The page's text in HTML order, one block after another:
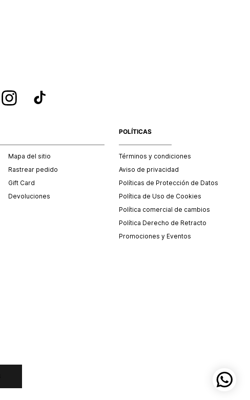
Mapa del sitio
Rastrear pedido
Gift Card
Devoluciones
POLÍTICAS
Términos y condiciones
Aviso de privacidad
Políticas de Protección de Datos
Política de Uso de Cookies
Política comercial de cambios
Política Derecho de Retracto
Promociones y Eventos